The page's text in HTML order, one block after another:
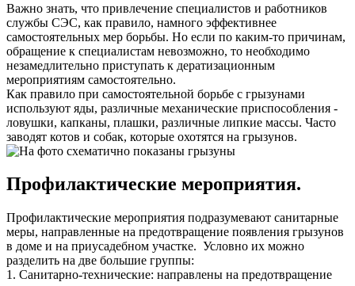
Важно знать, что привлечение специалистов и работников
службы СЭС, как правило, намного эффективнее
самостоятельных мер борьбы. Но если по каким-то причинам,
обращение к специалистам невозможно, то необходимо
незамедлительно приступать к дератизационным
мероприятиям самостоятельно.
Как правило при самостоятельной борьбе с грызунами
используют яды, различные механические приспособления -
ловушки, капканы, плашки, различные липкие массы. Часто
заводят котов и собак, которые охотятся на грызунов.
Профилактические мероприятия.
Профилактические мероприятия подразумевают санитарные
меры, направленные на предотвращение появления грызунов
в доме и на приусадебном участке. Условно их можно
разделить на две большие группы:
1. Санитарно-технические: направлены на предотвращение